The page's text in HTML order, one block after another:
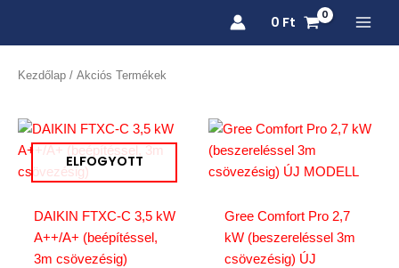
0 Ft
Kezdőlap / Akciós Termékek
ELFOGYOTT
DAIKIN FTXC-C 3,5 kW
A++/A+ (beépítéssel,
3m csövezésig)
Original
price
was:
374.250Ft.
Current
price
is:
360.000Ft.
Gree Comfort Pro 2,7
kW (beszereléssel 3m
csövezésig) ÚJ